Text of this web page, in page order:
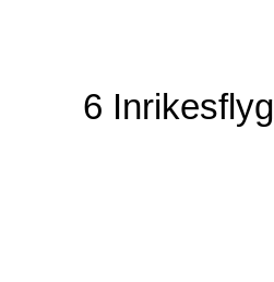
6 Inrikesflyg